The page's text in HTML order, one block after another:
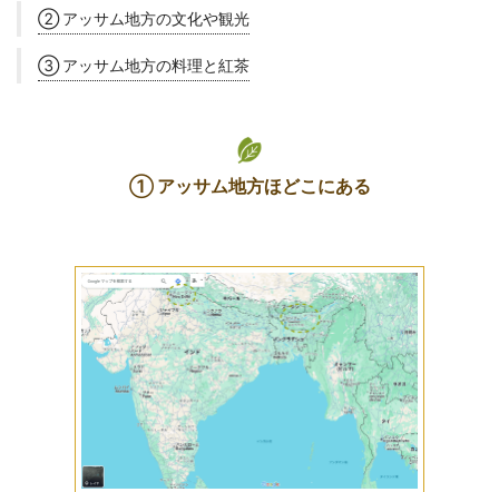
② アッサム地方の文化や観光
③ アッサム地方の料理と紅茶
① アッサム地方ほどこにある